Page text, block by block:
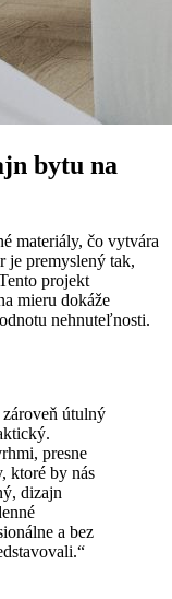
bytu na
materiály, čo vytvára
je premyslený tak,
projekt
mieru dokáže
nehnuteľnosti.
zároveň útulný
presne
ktoré by nás
dizajn
a bez